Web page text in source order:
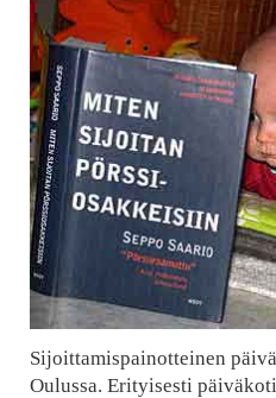
Sijoittamispainotteinen
Oulussa. Erityisesti